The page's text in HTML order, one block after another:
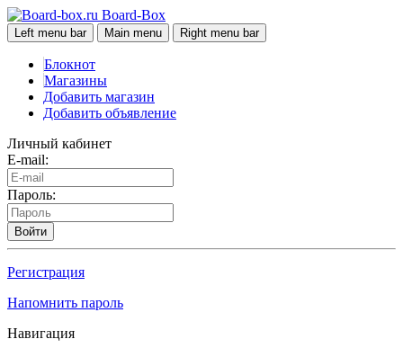
Board-Box
Left menu bar Main menu Right menu bar
Блокнот
Магазины
Добавить магазин
Добавить объявление
Личный кабинет
E-mail:
Пароль:
Войти
Регистрация
Напомнить пароль
Навигация